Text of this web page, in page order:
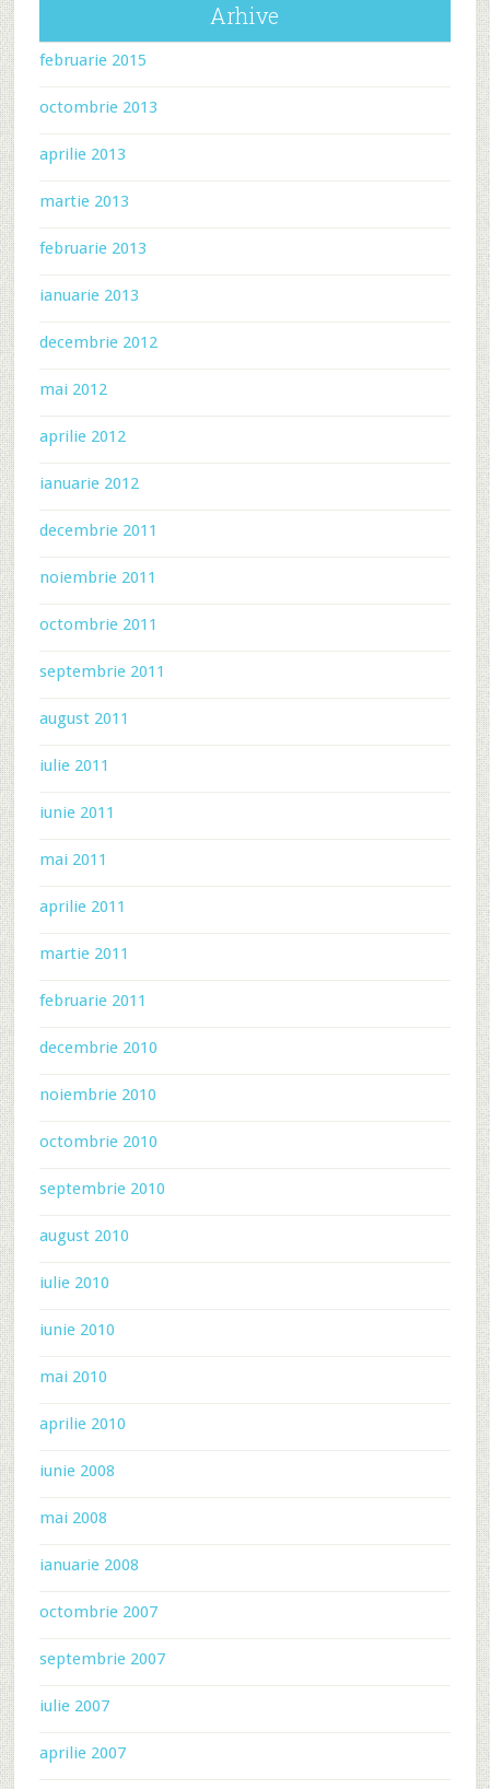
Arhive
februarie 2015
octombrie 2013
aprilie 2013
martie 2013
februarie 2013
ianuarie 2013
decembrie 2012
mai 2012
aprilie 2012
ianuarie 2012
decembrie 2011
noiembrie 2011
octombrie 2011
septembrie 2011
august 2011
iulie 2011
iunie 2011
mai 2011
aprilie 2011
martie 2011
februarie 2011
decembrie 2010
noiembrie 2010
octombrie 2010
septembrie 2010
august 2010
iulie 2010
iunie 2010
mai 2010
aprilie 2010
iunie 2008
mai 2008
ianuarie 2008
octombrie 2007
septembrie 2007
iulie 2007
aprilie 2007